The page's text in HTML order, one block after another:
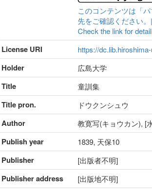
このコンテンツは「
先をご確認ください
Check the link for
License URI https://
Holder 広島大学
Title 童訓集
Title pron. ドウクンシュウ
Author 教寛写(キョウカン),
Publish year 1839, 天保10
Publisher [出版者不明]
Publisher address [出版地不明]